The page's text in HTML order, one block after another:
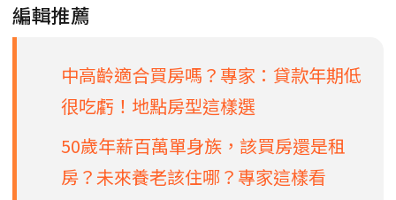
編輯推薦
中高齡適合買房嗎？專家：貸款年期低
很吃虧！地點房型這樣選
50歲年薪百萬單身族，該買房還是租
房？未來養老該住哪？專家這樣看